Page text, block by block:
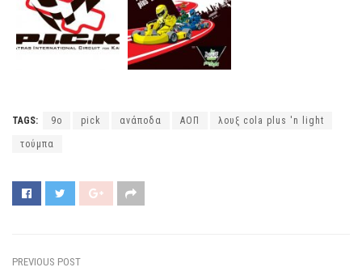
TAGS: 9ο pick ανάποδα ΑΟΠ λουξ cola plus 'n light
τούμπα
PREVIOUS POST